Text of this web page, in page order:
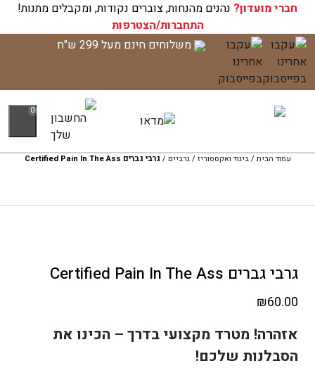
חברי מועדון? נהנים מהנחות, צוברים נקודות, ומקבלים מתנות!
התחברות/הצטרפות
דלג
לתוכן
משלוחים חינם מעל 299 ש"ח
0
עגלת הקניות שלך ריקה כעת!
עמוד הבית/ביגוד ואקססוריז/גרביים / גרבי גברים Certified Pain In The Ass
גרבי גברים Certified Pain In The Ass
₪60.00
אזהרה! מטרד מקצועי בדרך – הכינו את
הסבלנות שלכם!